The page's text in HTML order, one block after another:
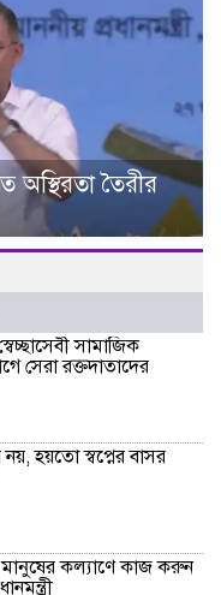
অস্থিরতা তৈরীর
সামাজিক
সেরা রক্তদাতাদের
হয়তো স্বপ্নের বাসর
কল্যাণে কাজ করুন